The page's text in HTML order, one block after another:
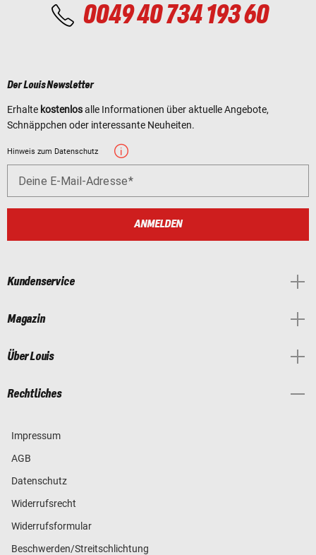
0049 40 734 193 60
Der Louis Newsletter
Erhalte kostenlosalle Informationen über aktuelle Angebote,
Schnäppchen oder interessante Neuheiten.
Hinweis zum Datenschutz
Deine E-Mail-Adresse
ANMELDEN
Kundenservice
Magazin
Über Louis
Rechtliches
Impressum
AGB
Datenschutz
Widerrufsrecht
Widerrufsformular
Beschwerden/Streitschlichtung